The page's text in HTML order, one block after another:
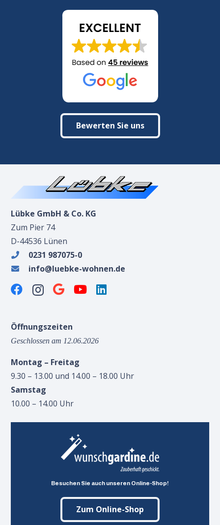
Bewerten Sie uns
Lübke GmbH & Co. KG
Zum Pier 74
D-44536 Lünen
0231 987075-0
info@luebke-wohnen.de
Öffnungszeiten
Geschlossen am 12.06.2026
Montag – Freitag
9.30 – 13.00 und 14.00 – 18.00 Uhr
Samstag
10.00 – 14.00 Uhr
Besuchen Sie auch unseren Online-Shop!
Zum Online-Shop